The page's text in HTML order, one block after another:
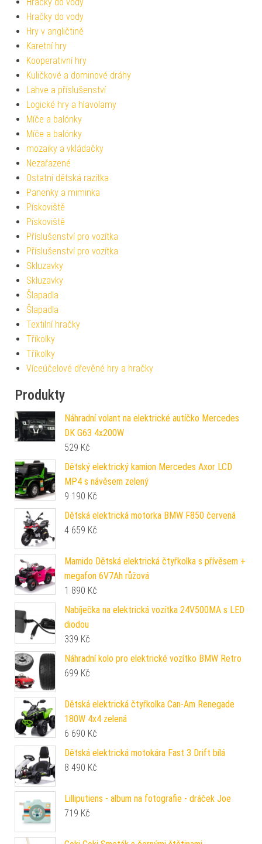
Hračky do vody
Hračky do vody
Hry v angličtině
Karetní hry
Kooperativní hry
Kuličkové a dominové dráhy
Lahve a příslušenství
Logické hry a hlavolamy
Míče a balónky
Míče a balónky
mozaiky a vkládačky
Nezařazené
Ostatní dětská razítka
Panenky a miminka
Pískoviště
Pískoviště
Příslušenství pro vozítka
Příslušenství pro vozítka
Skluzavky
Skluzavky
Šlapadla
Šlapadla
Textilní hračky
Tříkolky
Tříkolky
Víceúčelové dřevěné hry a hračky
Produkty
Náhradní volant na elektrické autíčko Mercedes
DK G63 4x200W
529 Kč
Dětský elektrický kamion Mercedes Axor LCD
MP4 s návěsem zelený
9 190 Kč
Dětská elektrická motorka BMW F850 červená
4 659 Kč
Mamido Dětská elektrická čtyřkolka s přívěsem +
megafon 6V7Ah růžová
1 890 Kč
Nabíječka na elektrická vozítka 24V500MA s LED
diodou
339 Kč
Náhradní kolo pro elektrické vozítko BMW Retro
699 Kč
Dětská elektrická čtyřkolka Can-Am Renegade
180W 4x4 zelená
6 690 Kč
Dětská elektrická motokára Fast 3 Drift bílá
8 490 Kč
Lilliputiens - album na fotografie - dráček Joe
719 Kč